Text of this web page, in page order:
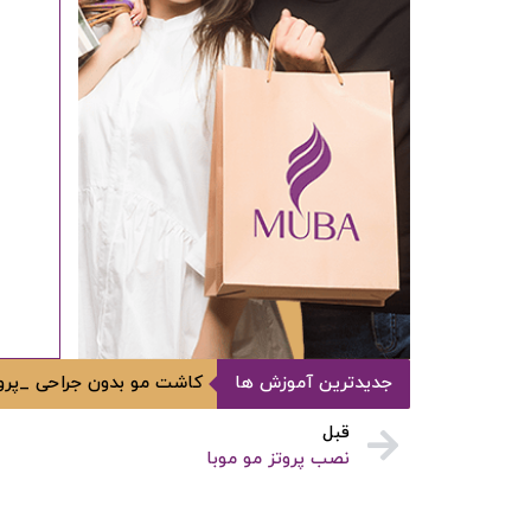
جدیدترین آموزش ها کاشت مو بدون جراحی
قبل
نصب پروتز مو موبا